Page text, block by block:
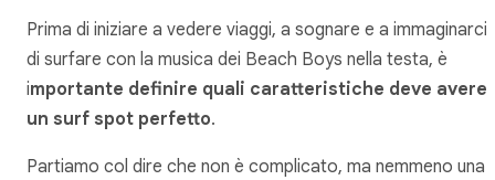
Prima di iniziare a vedere viaggi, a sognare e a immaginarci
di surfare con la musica dei Beach Boys nella testa, è
importante definire quali caratteristiche deve avere
un surf spot perfetto.
Partiamo col dire che non è complicato, ma nemmeno una